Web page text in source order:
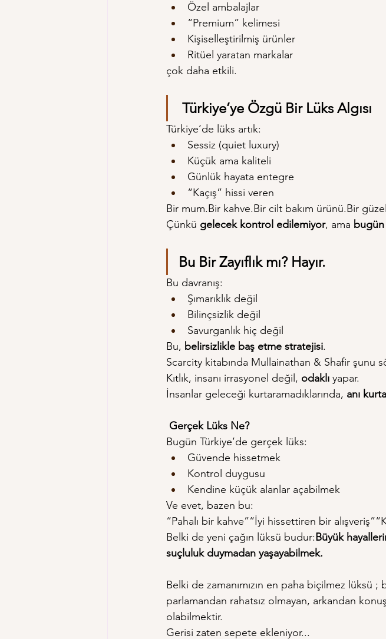
Özel ambalajlar
“Premium” kelimesi
Kişiselleştirilmiş ürünler
Ritüel yaratan markalar
çok daha etkili.
Türkiye’ye Özgü Bir Lüks Algısı
Türkiye’de lüks artık:
Sessiz (quiet luxury)
Küçük ama kaliteli
Günlük hayata entegre
“Kaçış” hissi veren
Bir mum.Bir kahve.Bir cilt bakım ürünü.Bir
Çünkü gelecek kontrol edilemiyor, ama bugün
Bu Bir Zayıflık mı? Hayır.
Bu davranış:
Şımarıklık değil
Bilinçsizlik değil
Savurganlık hiç değil
Bu, belirsizlikle baş etme stratejisi.
Scarcity kitabında Mullainathan & Shafir şunu
Kıtlık, insanı irrasyonel değil, odaklı yapar.
İnsanlar geleceği kurtaramadıklarında, anı
Gerçek Lüks Ne?
Bugün Türkiye’de gerçek lüks:
Güvende hissetmek
Kontrol duygusu
Kendine küçük alanlar açabilmek
Ve evet, bazen bu:
“Pahalı bir kahve”“İyi hissettiren bir
Belki de yeni çağın lüksü budur:Büyük
suçluluk duymadan yaşayabilmek.
Belki de zamanımızın en paha biçilmez lüksü
parlamandan rahatsız olmayan, arkandan
olabilmektir.
Gerisi zaten sepete ekleniyor...